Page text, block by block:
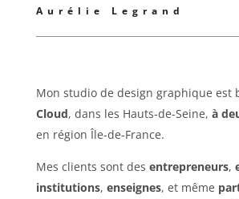
Aurélie Legrand
Mon studio de design graphique est
Cloud, dans les Hauts-de-Seine, à
en région Île-de-France.
Mes clients sont des entrepreneurs,
institutions, enseignes, et même